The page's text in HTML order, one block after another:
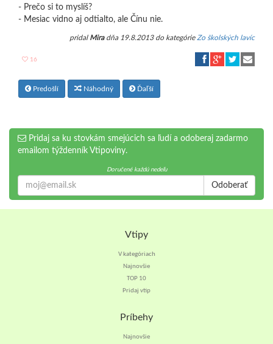
- Prečo si to myslíš?
- Mesiac vidno aj odtialto, ale Čínu nie.
pridal Miradňa 19.8.2013 do kategórie Zo školských lavíc
16
Predošlí Náhodný Ďaľší
Pridaj sa ku stovkám smejúcich sa ľudí a odoberaj zadarmo
emailom týždenník Vtipoviny.
Doručené každú nedeľu
Odoberať
Vtipy
V kategóriach
Najnovšie
TOP 10
Pridaj vtip
Príbehy
Najnovšie